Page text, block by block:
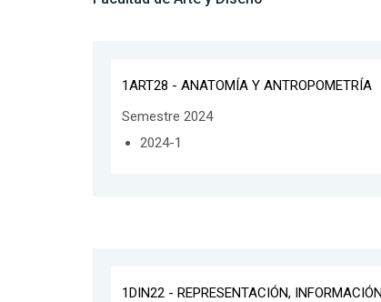
1ART28 - ANATOMÍA Y ANTROPOMETRÍA
Semestre 2024
2024-1
1DIN22 - REPRESENTACIÓN,